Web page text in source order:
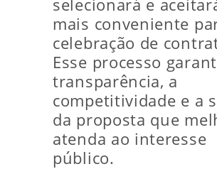
selecionará e
mais conveniente
celebração de
Esse processo
transparência, a
competitividade e a
da proposta que
atenda ao interesse
público.